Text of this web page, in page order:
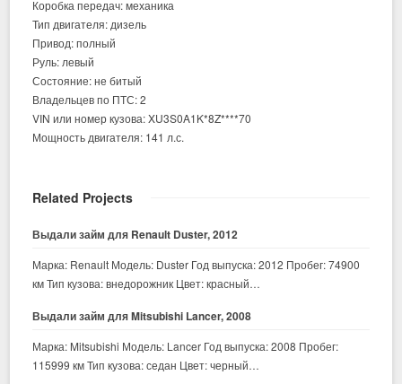
Коробка передач: механика
Тип двигателя: дизель
Привод: полный
Руль: левый
Состояние: не битый
Владельцев по ПТС: 2
VIN или номер кузова: XU3S0A1K*8Z****70
Мощность двигателя: 141 л.с.
Related Projects
Выдали займ для Renault Duster, 2012
Марка: Renault Модель: Duster Год выпуска: 2012 Пробег: 74900
км Тип кузова: внедорожник Цвет: красный…
Выдали займ для Mitsubishi Lancer, 2008
Марка: Mitsubishi Модель: Lancer Год выпуска: 2008 Пробег:
115999 км Тип кузова: седан Цвет: черный…